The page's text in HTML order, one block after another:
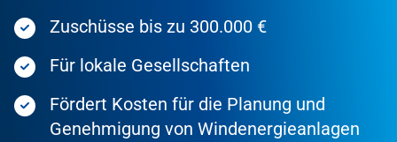
Zuschüsse bis zu 300.000 €
Für lokale Gesellschaften
Fördert Kosten für die Planung und
Genehmigung von Windenergieanlagen